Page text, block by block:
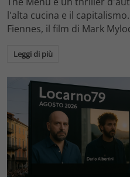
l'alta cucina e il
Fiennes, il film di Mark
Leggi di più